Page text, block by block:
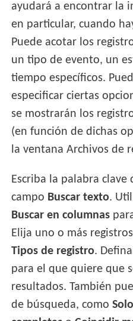
ayudará a encontrar la
en particular, cuando
Puede acotar los
un tipo de evento, un
tiempo específicos.
especificar ciertas
se mostrarán los
(en función de dichas
la ventana Archivos de
Escriba la palabra clave
campo Buscar texto.
Buscar en columnas
Elija uno o más
Tipos de registro. Defina
para el que quiere que
resultados. También
de búsqueda, como